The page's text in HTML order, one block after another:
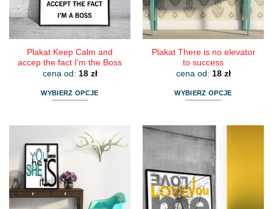
Plakat Keep Calm and
accep the fact I’m the Boss
cena od: 18 zł
WYBIERZ OPCJE
wiele
wariantów.
Opcje
można
wybrać
Plakat There is no elevator
to success
cena od: 18 zł
WYBIERZ OPCJE
ma
wiele
wariantów.
Opcje
można
wybrać